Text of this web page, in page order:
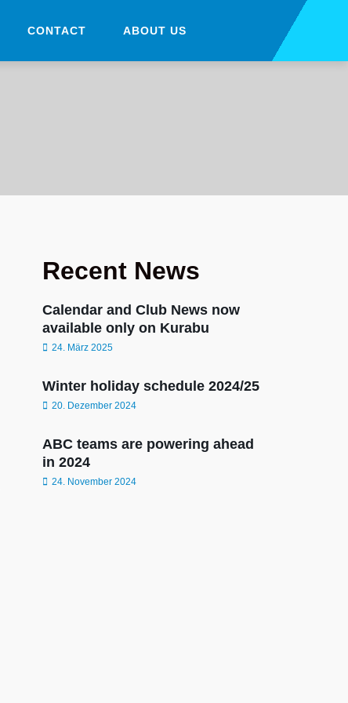
CONTACT ABOUT US
Recent News
Calendar and Club News now
available only on Kurabu
24. März 2025
Winter holiday schedule 2024/25
20. Dezember 2024
ABC teams are powering ahead
in 2024
24. November 2024